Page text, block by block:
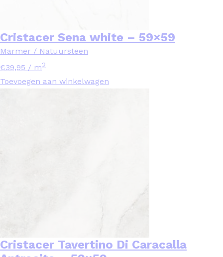
Cristacer Sena white – 59×59
Marmer / Natuursteen
€39,95 / m2
Toevoegen aan winkelwagen
Cristacer Tavertino Di Caracalla